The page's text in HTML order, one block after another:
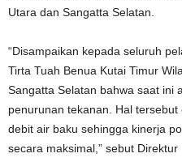
Utara dan Sangatta Selatan.
“Disampaikan kepada seluruh
Tirta Tuah Benua Kutai Timur
Sangatta Selatan bahwa saat ini
penurunan tekanan. Hal
debit air baku sehingga kinerja
secara maksimal,” sebut